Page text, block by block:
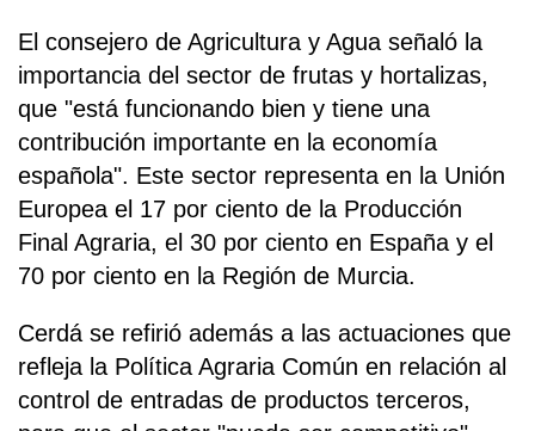
El consejero de Agricultura y Agua señaló la
importancia del sector de frutas y hortalizas,
que "está funcionando bien y tiene una
contribución importante en la economía
española". Este sector representa en la Unión
Europea el 17 por ciento de la Producción
Final Agraria, el 30 por ciento en España y el
70 por ciento en la Región de Murcia.
Cerdá se refirió además a las actuaciones que
refleja la Política Agraria Común en relación al
control de entradas de productos terceros,